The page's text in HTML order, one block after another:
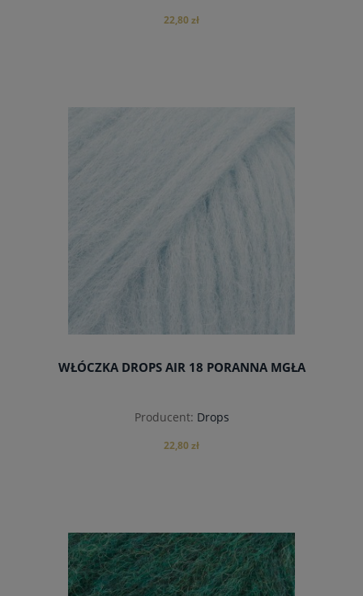
22,80 zł
WŁÓCZKA DROPS AIR 18 PORANNA MGŁA
Producent: Drops
22,80 zł
powiadom o dostępności